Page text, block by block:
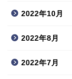
2022年10月
2022年8月
2022年7月